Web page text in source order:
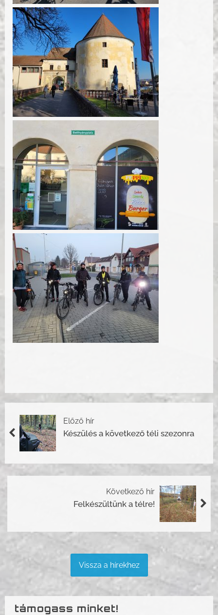
Előző hír
Készülés a következő téli szezonra
Következő hír
Felkészültünk a télre!
Vissza a hírekhez
támogass minket!